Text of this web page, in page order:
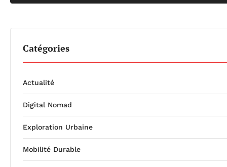
Catégories
Actualité
Digital Nomad
Exploration Urbaine
Mobilité Durable